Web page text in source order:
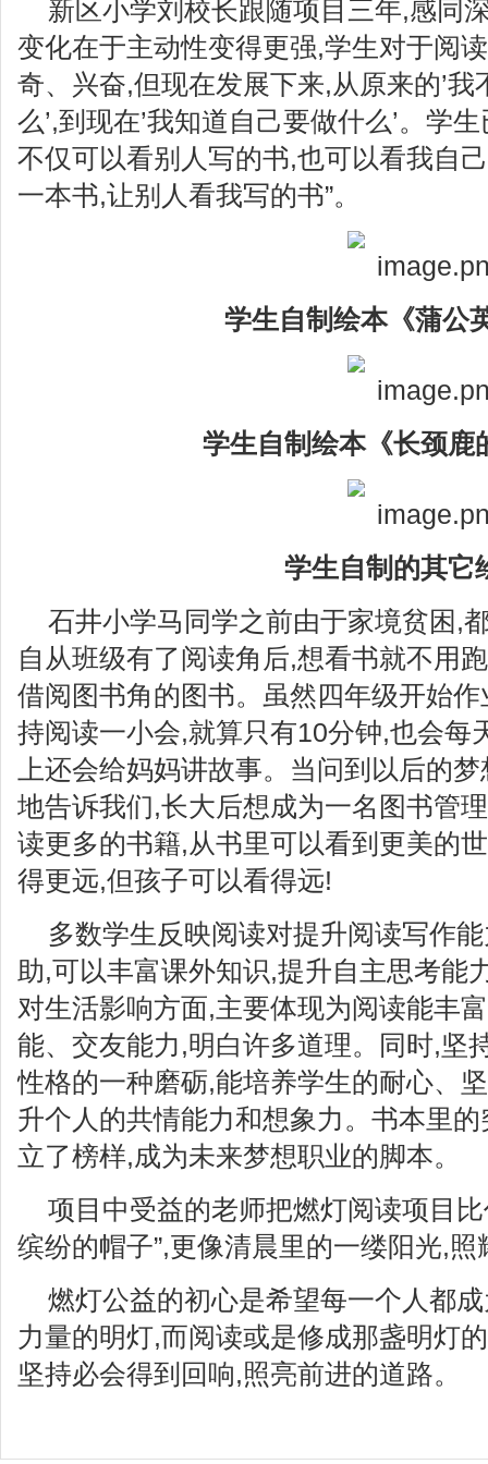
新区小学刘校长跟随项目三年,感同
变化在于主动性变得更强,学生对于阅
奇、兴奋,但现在发展下来,从原来的’
么’,到现在’我知道自己要做什么’。学
不仅可以看别人写的书,也可以看我自
一本书,让别人看我写的书”。
学生自制绘本《蒲公
学生自制绘本《长颈鹿
学生自制的其它
石井小学马同学之前由于家境贫困,
自从班级有了阅读角后,想看书就不用
借阅图书角的图书。虽然四年级开始
持阅读一小会,就算只有10分钟,也会每
上还会给妈妈讲故事。当问到以后的
地告诉我们,长大后想成为一名图书管
读更多的书籍,从书里可以看到更美的
得更远,但孩子可以看得远!
多数学生反映阅读对提升阅读写作
助,可以丰富课外知识,提升自主思考能
对生活影响方面,主要体现为阅读能丰
能、交友能力,明白许多道理。同时,坚
性格的一种磨砺,能培养学生的耐心、
升个人的共情能力和想象力。书本里
立了榜样,成为未来梦想职业的脚本。
项目中受益的老师把燃灯阅读项目比
缤纷的帽子”,更像清晨里的一缕阳光,
燃灯公益的初心是希望每一个人都
力量的明灯,而阅读或是修成那盏明灯
坚持必会得到回响,照亮前进的道路。